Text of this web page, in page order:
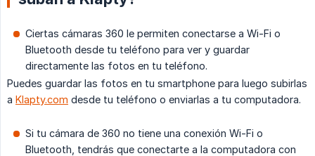
Ciertas cámaras 360 le permiten conectarse a Wi-Fi o
Bluetooth desde tu teléfono para ver y guardar
directamente las fotos en tu teléfono.
Puedes guardar las fotos en tu smartphone para luego subirlas
a Klapty.com desde tu teléfono o enviarlas a tu computadora.
Si tu cámara de 360 no tiene una conexión Wi-Fi o
Bluetooth, tendrás que conectarte a la computadora con